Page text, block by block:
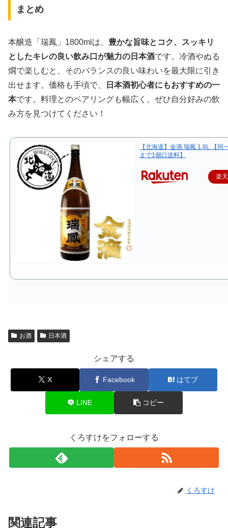
まとめ
本醸造「瑞鳳」1800mlは、 豊かな旨味とコク、スッキリ
としたキレの良い飲み口が魅力の日本酒です。冷酒やぬる
燗で楽しむと、そのバランスの良い味わいを最大限に引き
出せます。価格も手頃で、
日本酒初心者にもおすすめの一
本です。料理とのペアリングも幅広く、ぜひ自分好みの飲
み方を見つけてください！
【北海道】金滴 瑞鳳 1.8L 【同
まで1個口送料】
楽
お酒 日本酒
シェアする
X Facebook はてブ
LINE コピー
くろすけをフォローする
くろすけ
関連記事